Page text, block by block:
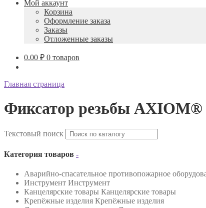
Мой аккаунт
Корзина
Оформление заказа
Заказы
Отложенные заказы
0.00 ₽ 0 товаров
Главная страница
Фиксатор резьбы AXIOM®
Текстовый поиск
Категория товаров -
Аварийно-спасательное противопожарное
Инструмент Инструмент
Канцелярские товары Канцелярские товары
Крепёжные изделия Крепёжные изделия